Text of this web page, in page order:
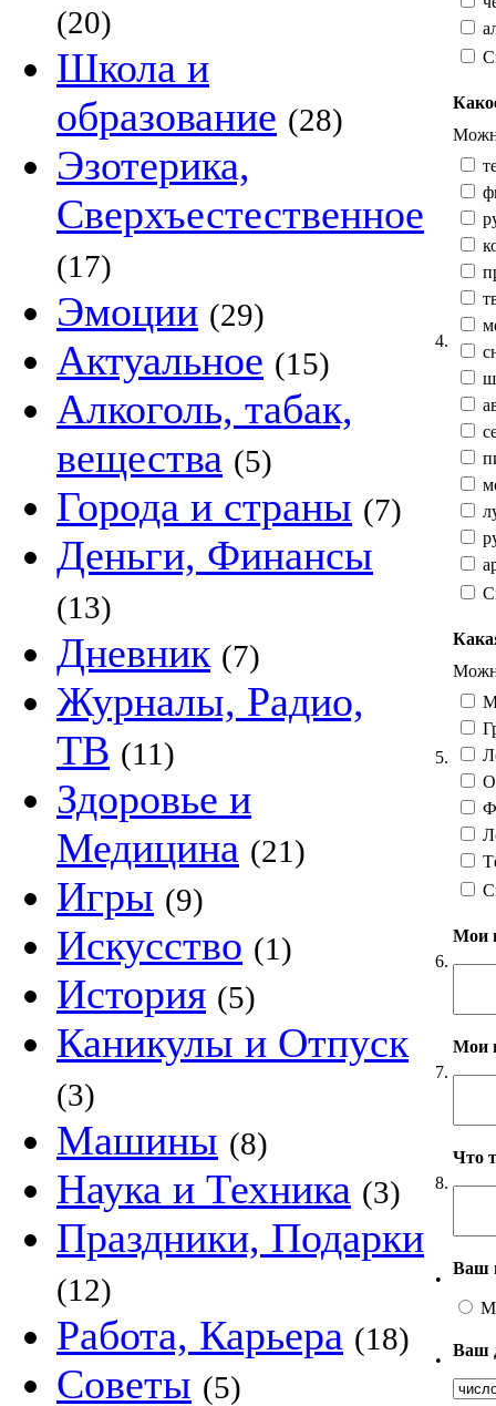
(20)
Школа и
образование (28)
Эзотерика,
Сверхъестественное
(17)
Эмоции (29)
Актуальное (15)
Алкоголь, табак,
вещества (5)
Города и страны (7)
Деньги, Финансы
(13)
Дневник (7)
Журналы, Радио,
ТВ (11)
Здоровье и
Медицина (21)
Игры (9)
Искусство (1)
История (5)
Каникулы и Отпуск
(3)
Машины (8)
Наука и Техника (3)
Праздники, Подарки
(12)
Работа, Карьера (18)
Советы (5)
4.
5.
6.
Мои
7.
Мои
8.
Что
•
Ваш
•
Ваш